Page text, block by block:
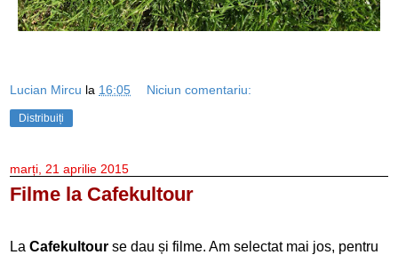
Lucian Mircu la 16:05 Niciun comentariu:
Distribuiți
marți, 21 aprilie 2015
Filme la Cafekultour
La Cafekultour se dau și filme. Am selectat mai jos, pentru